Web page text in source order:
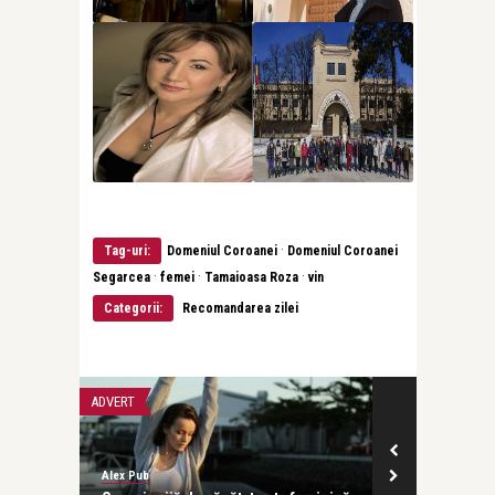
Tag-uri: Domeniul Coroanei · Domeniul Coroanei
Segarcea · femei · Tamaioasa Roza ·vin
Categorii:
Recomandarea zilei
ADVERT
Alex Pub